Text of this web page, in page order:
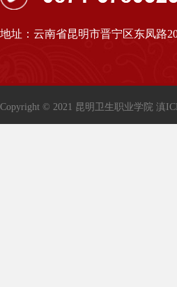
地址：云南省昆明市晋宁区东凤路
Copyright © 2021 昆明卫生职业学院 滇